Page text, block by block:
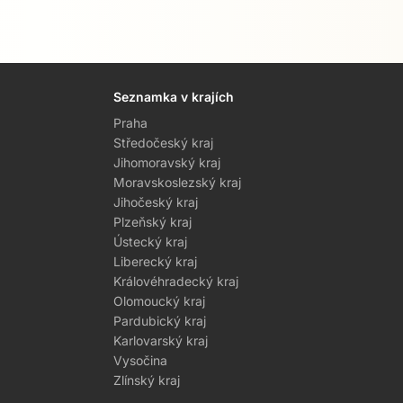
Seznamka v krajích
Praha
Středočeský kraj
Jihomoravský kraj
Moravskoslezský kraj
Jihočeský kraj
Plzeňský kraj
Ústecký kraj
Liberecký kraj
Královéhradecký kraj
Olomoucký kraj
Pardubický kraj
Karlovarský kraj
Vysočina
Zlínský kraj